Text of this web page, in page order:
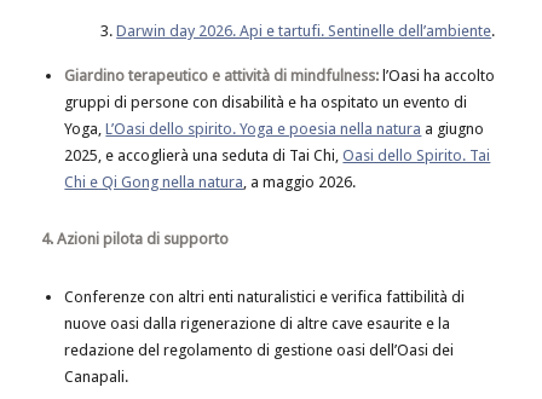
Darwin day 2026. Api e tartufi. Sentinelle dell’ambiente.
Giardino terapeutico e attività di mindfulness: l’Oasi ha accolto
gruppi di persone con disabilità e ha ospitato un evento di
Yoga,L’Oasi dello spirito. Yoga e poesia nella natura a giugno
2025, e accoglierà una seduta di Tai Chi,Oasi dello Spirito. Tai
Chi e Qi Gong nella natura, a maggio 2026.
4. Azioni pilota di supporto
Conferenze con altri enti naturalistici e verifica fattibilità di
nuove oasi dalla rigenerazione di altre cave esaurite e la
redazione del regolamento di gestione oasi dell’Oasi dei
Canapali.